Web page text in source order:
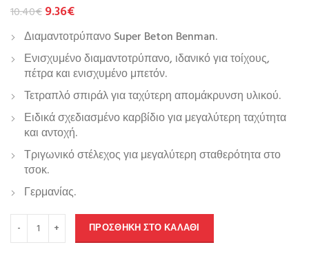
10.40€9.36€
Διαμαντοτρύπανο Super Beton Benman.
Ενισχυμένο διαμαντοτρύπανο, ιδανικό για τοίχους,
πέτρα και ενισχυμένο μπετόν.
Τετραπλό σπιράλ για ταχύτερη απομάκρυνση υλικού.
Ειδικά σχεδιασμένο καρβίδιο για μεγαλύτερη ταχύτητα
και αντοχή.
Τριγωνικό στέλεχος για μεγαλύτερη σταθερότητα στο
τσοκ.
Γερμανίας.
ΠΡΟΣΘΉΚΗ ΣΤΟ ΚΑΛΆΘΙ